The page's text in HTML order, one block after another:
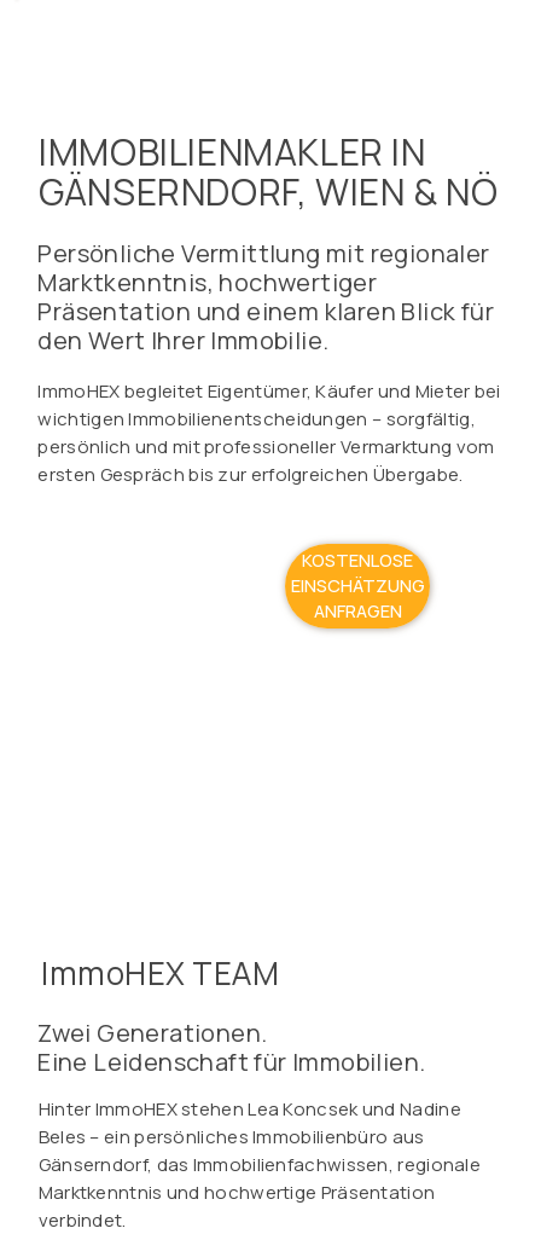
IMMOBILIENMAKLER IN
GÄNSERNDORF, WIEN & NÖ
Persönliche Vermittlung mit regionaler
Marktkenntnis, hochwertiger
Präsentation und einem klaren Blick für
den Wert Ihrer Immobilie.
ImmoHEX begleitet Eigentümer, Käufer und Mieter bei
wichtigen Immobilienentscheidungen – sorgfältig,
persönlich und mit professioneller Vermarktung vom
ersten Gespräch bis zur erfolgreichen Übergabe.
KOSTENLOSE
EINSCHÄTZUNG
ANFRAGEN
ImmoHEX TEAM
Zwei Generationen.
Eine Leidenschaft für Immobilien.
Hinter ImmoHEX stehen Lea Koncsek und Nadine
Beles – ein persönliches Immobilienbüro aus
Gänserndorf, das Immobilienfachwissen, regionale
Marktkenntnis und hochwertige Präsentation
verbindet.